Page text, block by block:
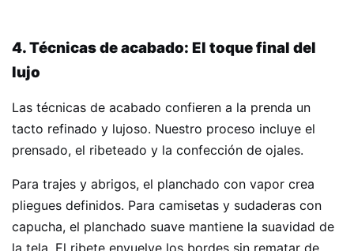
4. Técnicas de acabado: El toque final del
lujo
Las técnicas de acabado confieren a la prenda un
tacto refinado y lujoso. Nuestro proceso incluye el
prensado, el ribeteado y la confección de ojales.
Para trajes y abrigos, el planchado con vapor crea
pliegues definidos. Para camisetas y sudaderas con
capucha, el planchado suave mantiene la suavidad de
la tela. El ribete envuelve los bordes sin rematar de